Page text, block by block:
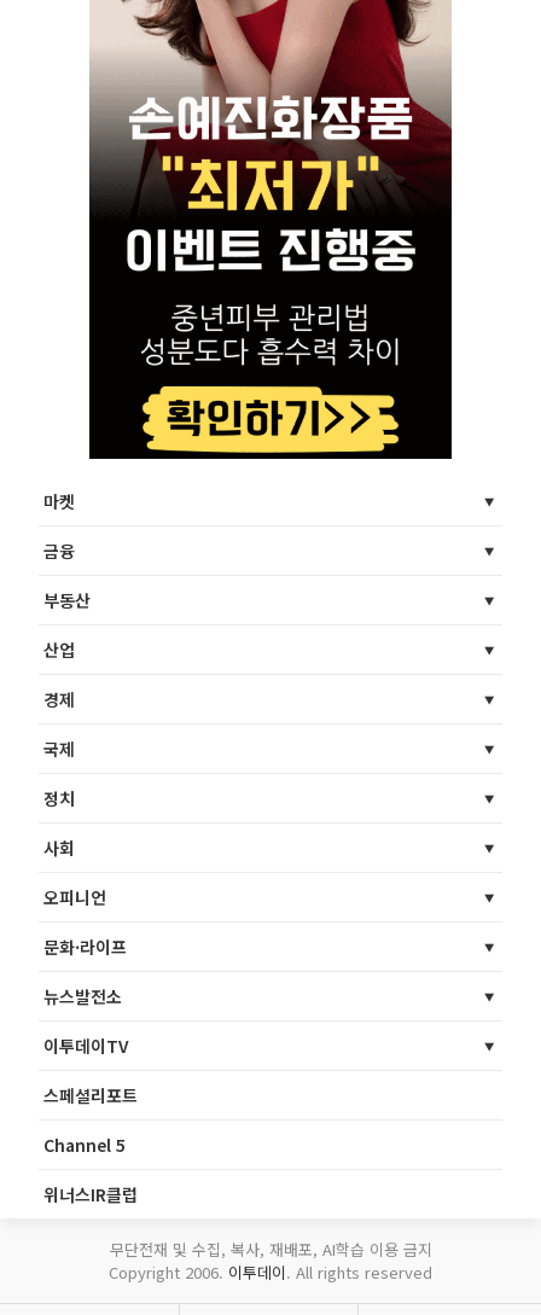
마켓
금융
부동산
산업
경제
국제
정치
사회
오피니언
문화·라이프
뉴스발전소
이투데이TV
스페셜리포트
Channel 5
위너스IR클럽
무단전재 및 수집, 복사, 재배포, AI학습 이용 금지
Copyright 2006. 이투데이. All rights reserved